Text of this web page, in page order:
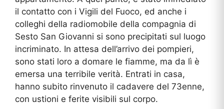
il contatto con i Vigili del Fuoco, ed anche i
colleghi della radiomobile della compagnia di
Sesto San Giovanni si sono precipitati sul luogo
incriminato. In attesa dell’arrivo dei pompieri,
sono stati loro a domare le fiamme, ma da lì è
emersa una terribile verità. Entrati in casa,
hanno subito rinvenuto il cadavere del 73enne,
con ustioni e ferite visibili sul corpo.